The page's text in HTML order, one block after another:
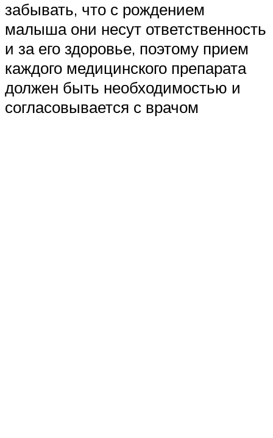
забывать, что с рождением
малыша они несут ответственность
и за его здоровье, поэтому прием
каждого медицинского препарата
должен быть необходимостью и
согласовывается с врачом